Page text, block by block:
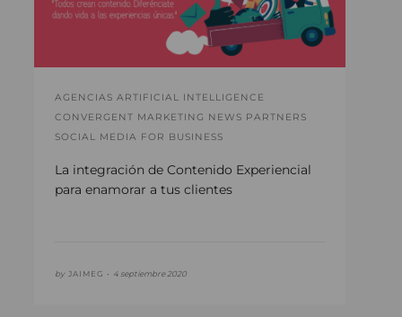
AGENCIAS ARTIFICIAL INTELLIGENCE
CONVERGENT MARKETING NEWS PARTNERS
SOCIAL MEDIA FOR BUSINESS
La integración de Contenido Experiencial
para enamorar a tus clientes
by JAIMEG • 4 septiembre 2020